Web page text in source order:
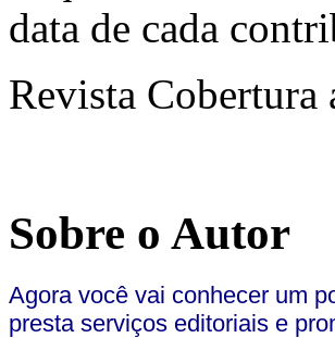
data de cada
Revista Cobertura
Sobre o Autor
Agora você vai conhecer um
presta serviços editoriais e